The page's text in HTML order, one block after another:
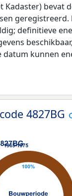
Kadaster)
definitieve
kunnen
4827BG